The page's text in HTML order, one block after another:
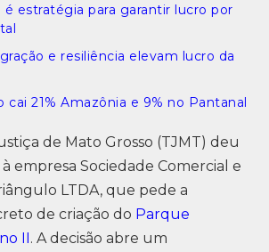
é estratégia para garantir lucro por
e resiliência elevam lucro da
21% Amazônia e 9% no Pantanal
de Mato Grosso (TJMT) deu
empresa Sociedade Comercial e
LTDA, que pede a
de criação do Parque
II. A decisão abre um